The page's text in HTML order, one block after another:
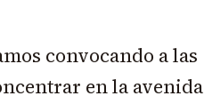
convocando a las
en la avenida